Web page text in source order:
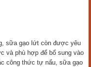
sữa gạo lứt còn được yêu
và phù hợp để bổ sung vào
công thức tự nấu, sữa gạo